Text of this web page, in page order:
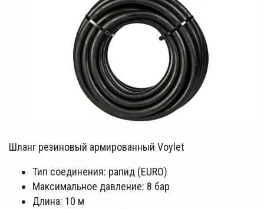
Шланг резиновый армированный Voylet
Тип соединения: рапид (EURO)
Максимальное давление: 8 бар
Длина: 10 м